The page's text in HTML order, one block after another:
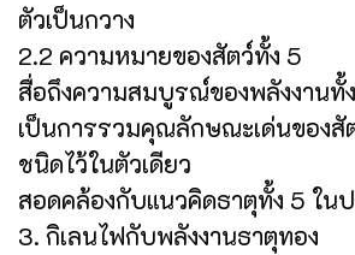
ตัวเป็นกวาง
2.2 ความหมายของสัตว์ทั้ง 5
สื่อถึงความสมบูรณ์ของพลังงานทั้
เป็นการรวมคุณลักษณะเด่นของสั
ชนิดไว้ในตัวเดียว
สอดคล้องกับแนวคิดธาตุทั้ง 5 ใ
3. กิเลนไฟกับพลังงานธาตุทอง